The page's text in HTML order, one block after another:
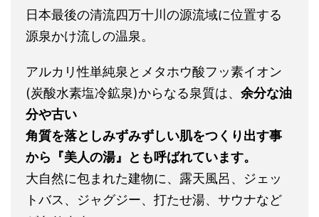
日本最後の清流四万十川の源流域に位置する
源泉かけ流しの温泉。
アルカリ性単純泉とメタホウ酸フッ素イオン
(炭酸水素塩冷鉱泉)からなる泉質は、 余分な油
分や古い
角質を落としみずみずしい肌をつくり出す事
から『美人の湯』とも呼ばれています。
大自然に包まれた建物に、露天風呂、ジェッ
トバス、ジャグジー、打たせ湯、サウナなど